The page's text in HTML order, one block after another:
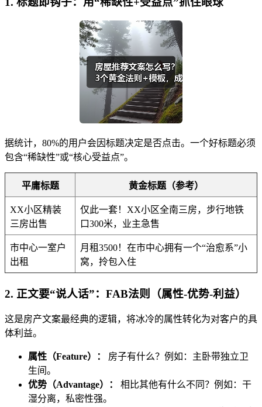
据统计，80%的用户会因标题决定是否点击。一个好标题必须
包含“稀缺性”或“核心受益点”。
平庸标题 黄金标题（参考）
XX小区精装
三房出售
仅此一套！XX小区全南三房，步行地铁
口300米，业主急售
市中心一室户
出租
月租3500！在市中心拥有一个“治愈系”小
窝，拎包入住
2. 正文要“说人话”：FAB法则（属性-优势-利益）
这是房产文案最经典的逻辑，将冰冷的属性转化为对客户的具
体利益。
属性（Feature）：
房子有什么？例如：主卧带独立卫
生间。
优势（Advantage）：
相比其他有什么不同？例如：干
湿分离，私密性强。